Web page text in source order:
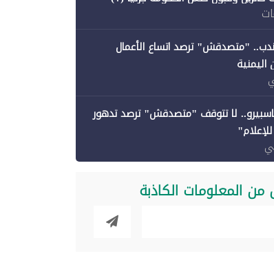
"متصدقش" ترصد اتساع الأعمال
لا تتوقف "متصدقش" ترصد تدهور
المعلومات الكاذبة